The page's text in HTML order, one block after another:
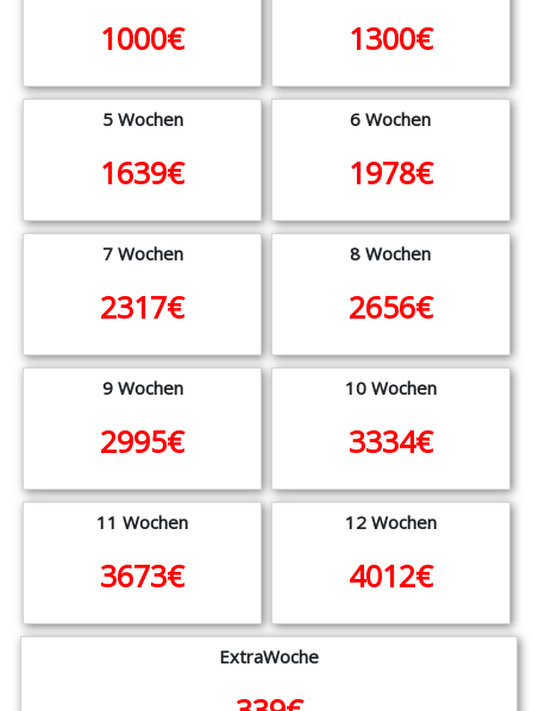
1000€ 1300€
5 Wochen
1639€
6 Wochen
1978€
7 Wochen
2317€
8 Wochen
2656€
9 Wochen
2995€
10 Wochen
3334€
11 Wochen
3673€
12 Wochen
4012€
ExtraWoche